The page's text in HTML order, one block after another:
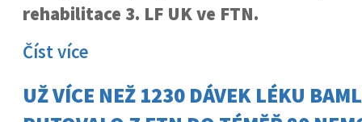
rehabilitace 3. LF UK ve FTN.
Číst více
UŽ VÍCE NEŽ 1230 DÁVEK LÉKU